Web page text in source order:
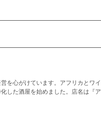
を心がけています。アフリカとワイ
した酒屋を始めました。店名は『ア